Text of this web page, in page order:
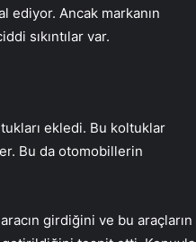
ediyor. Ancak markanın
sıkıntılar var.
ekledi. Bu koltuklar
Bu da otomobillerin
girdiğini ve bu araçların